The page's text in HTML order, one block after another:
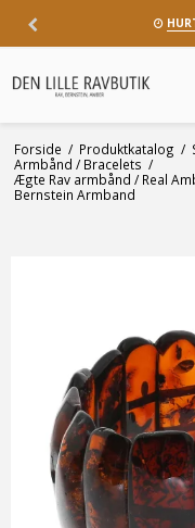
Forside / Produktkatalog /
Armbånd / Bracelets /
Ægte Rav armbånd / Real
Bernstein Armband